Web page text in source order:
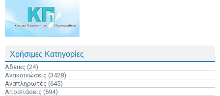
Χρήσιμες Κατηγορίες
Άδειες (24)
Ανακοινώσεις (3428)
Αναπληρωτές (645)
Αποσπάσεις (594)